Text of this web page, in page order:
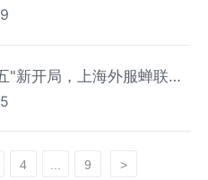
"圆满举行
"新开局，上海外服蝉联
源人力资源服务机构百强
4 ... 9 >